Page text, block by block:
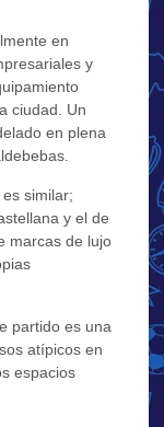
en
y
ciudad. Un
en plena
similar;
y el de
marcas de lujo
partido es una
atípicos en
espacios